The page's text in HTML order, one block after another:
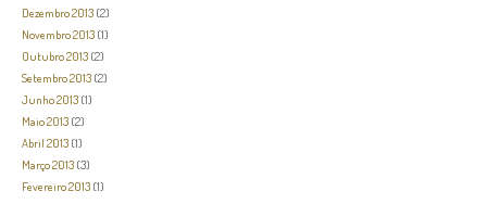
Dezembro 2013 (2)
Novembro 2013 (1)
Outubro 2013 (2)
Setembro 2013 (2)
Junho 2013 (1)
Maio 2013 (2)
Abril 2013 (1)
Março 2013 (3)
Fevereiro 2013 (1)